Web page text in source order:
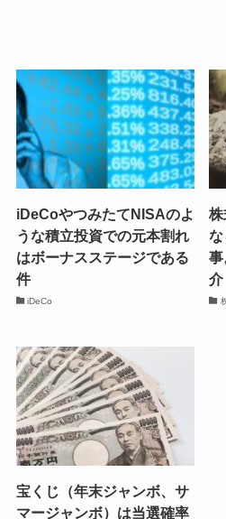
iDeCoやつみたてNISAのよ
うな積立投資での元本割れ
はボーナスステージである
件
iDeCo
株
介
宝くじ（年末ジャンボ、サ
マージャンボ）は当選確率